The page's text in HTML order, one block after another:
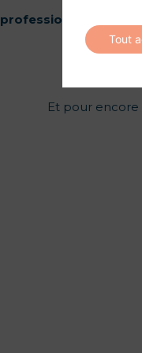
professionnels
Et pour encore
Tout